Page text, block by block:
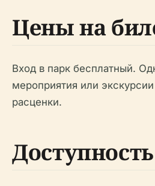
Цены на
Вход в парк бесплатный.
мероприятия или
расценки.
Доступность